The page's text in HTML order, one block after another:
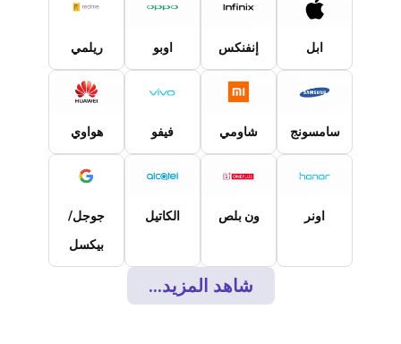
ابل إنفنكس اوبو ريلمي
سامسونج شاومي فيفو هواوي
اونر ون بلص الكاتيل
جوجل/
بيكسل
شاهد المزيد...